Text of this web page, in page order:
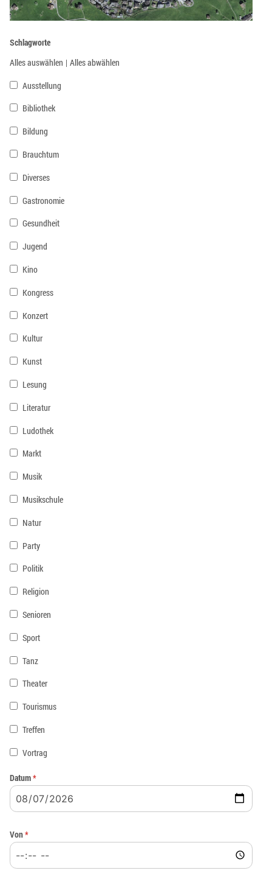
Schlagworte
Alles auswählen | Alles abwählen
Ausstellung
Bibliothek
Bildung
Brauchtum
Diverses
Gastronomie
Gesundheit
Jugend
Kino
Kongress
Konzert
Kultur
Kunst
Lesung
Literatur
Ludothek
Markt
Musik
Musikschule
Natur
Party
Politik
Religion
Senioren
Sport
Tanz
Theater
Tourismus
Treffen
Vortrag
Datum*
Von*